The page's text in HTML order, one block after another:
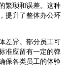
繁琐和误差。这种
提升了整体办公环
差异。部分员工可
准应留有一定的弹
保各类员工的体验